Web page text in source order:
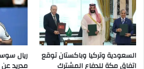
السعودية وتركيا وباكستان توقع
اتفاق مكة للدفاع المشترك
ريال
مدريد